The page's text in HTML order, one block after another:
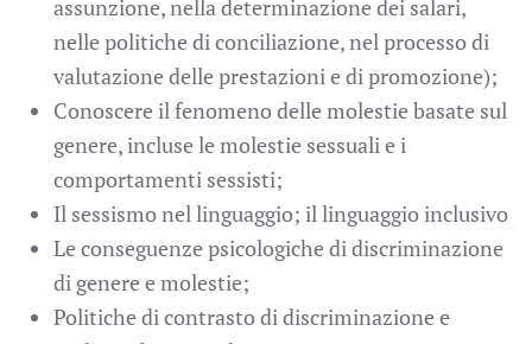
assunzione, nella determinazione dei salari,
nelle politiche di conciliazione, nel processo di
valutazione delle prestazioni e di promozione);
Conoscere il fenomeno delle molestie basate sul
genere, incluse le molestie sessuali e i
comportamenti sessisti;
Il sessismo nel linguaggio; il linguaggio inclusivo
Le conseguenze psicologiche di discriminazione
di genere e molestie;
Politiche di contrasto di discriminazione e